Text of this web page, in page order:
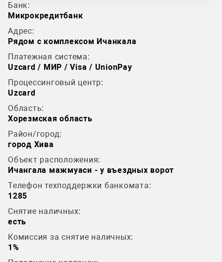
Банк:
Микрокредитбанк
Адрес:
Рядом с комплексом Ичанкала
Платежная система:
Uzcard / МИР / Visa / UnionPay
Процессинговый центр:
Uzcard
Область:
Хорезмская область
Район/город:
город Хива
Объект расположения:
Ичангала мажмуаси - у въездных ворот
Телефон техподдержки банкомата:
1285
Снятие наличных:
есть
Комиссия за снятие наличных:
1%